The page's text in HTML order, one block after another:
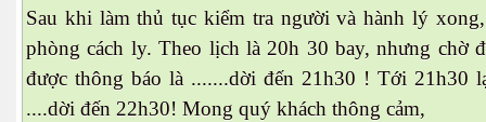
Sau khi làm thủ tục kiểm tra người và hành lý
phòng cách ly. Theo lịch là 20h 30 bay, nhưng chờ
được thông báo là .......dời đến 21h30 ! Tới 21h30
....dời đến 22h30! Mong quý khách thông cảm,